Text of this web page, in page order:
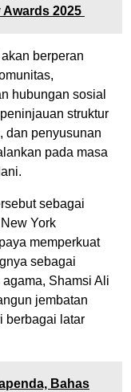
2025
berperan
hubungan sosial
struktur
dan penyusunan
pada masa
sebagai
York
memperkuat
sebagai
Shamsi Ali
jembatan
berbagai latar
Bahas